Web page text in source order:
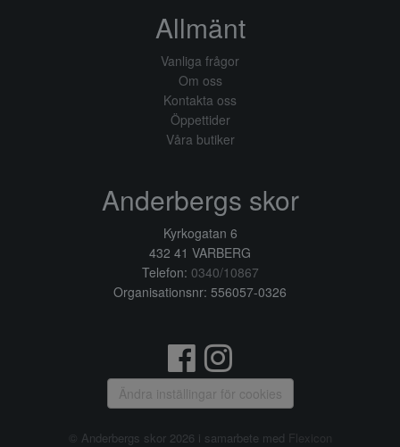
Allmänt
Vanliga frågor
Om oss
Kontakta oss
Öppettider
Våra butiker
Anderbergs skor
Kyrkogatan 6
432 41 VARBERG
Telefon: 0340/10867
Organisationsnr: 556057-0326
Ändra inställingar för cookies
© Anderbergs skor 2026 i samarbete med Flexicon